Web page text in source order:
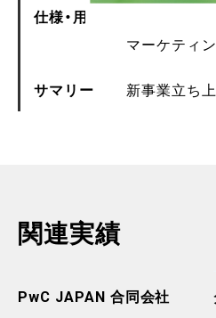
仕様・用途
マーケティン
サマリー 新事業立ち
関連実績
PwC JAPAN 合同会社